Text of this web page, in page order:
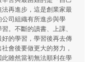
再進步，這是創業家最
司組織有所進步與學
。不斷的讀書、上課、
的學習，學習後再去傳
會後要做更大的努力，
雖然當初無法順利在學